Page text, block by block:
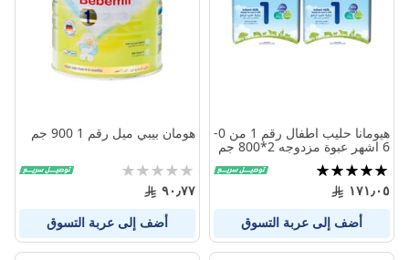
هيومانا حليب اطفال رقم 1 من 0-
6 اشهر عبوة مزدوجه 2*800 جم
تقييم:
99%
١٧١٫٠٥
أضف إلى عربة التسوق
هومان بيبي ميل رقم 1 900 جم
Rating:
0%
٩٠٫٧٧
أضف إلى عربة التسوق